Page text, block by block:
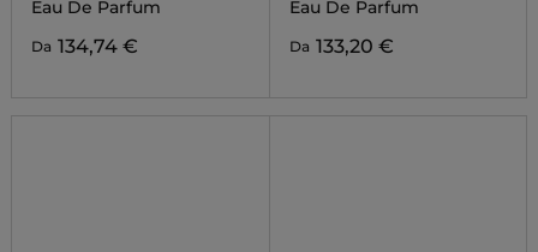
Eau De Parfum
Da 134,74 €
Eau De Parfum
Da 133,20 €